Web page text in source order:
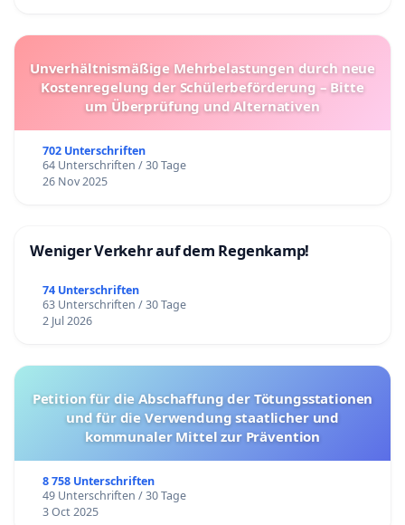
Unverhältnismäßige Mehrbelastungen durch neue
Kostenregelung der Schülerbeförderung – Bitte
um Überprüfung und Alternativen
702 Unterschriften
64 Unterschriften / 30 Tage
26 Nov 2025
Weniger Verkehr auf dem Regenkamp!
74 Unterschriften
63 Unterschriften / 30 Tage
2 Jul 2026
Petition für die Abschaffung der Tötungsstationen
und für die Verwendung staatlicher und
kommunaler Mittel zur Prävention
8 758 Unterschriften
49 Unterschriften / 30 Tage
3 Oct 2025